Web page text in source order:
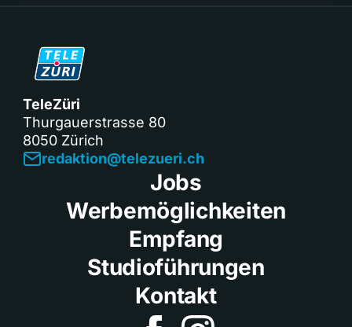
TeleZüri
Thurgauerstrasse 80
8050 Zürich
redaktion@telezueri.ch
Jobs
Werbemöglichkeiten
Empfang
Studioführungen
Kontakt